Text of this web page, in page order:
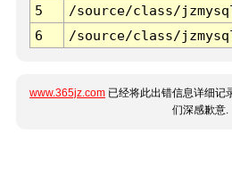
5
/source/class/
6
/source/class/
www.365jz.com 已经将此出错信息详细记
们深感歉意.